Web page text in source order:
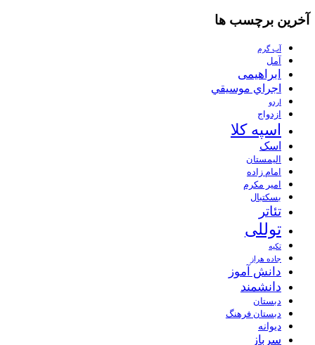
آخرین برچسب ها
آب گرم
آمل
ابراهیمی
اجراي موسيقي
اردو
ازدواج
اسپه کلا
اسک
الیمستان
امام زاده
امیر مکرم
بسکتبال
تئاتر
توللی
تکیه
جاده هراز
دانش آموز
دانشمند
دبستان
دبستان فرهنگ
دیوانه
سرباز